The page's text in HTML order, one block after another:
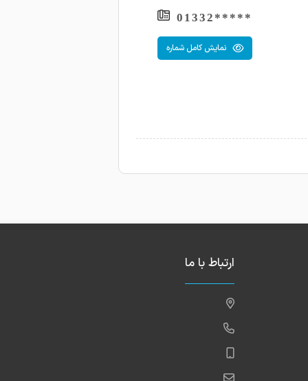
*****01332
نمایش کامل شماره
ارتباط با ما